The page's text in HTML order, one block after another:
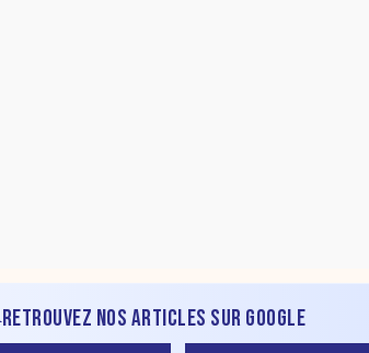
RETROUVEZ NOS ARTICLES SUR GOOGLE